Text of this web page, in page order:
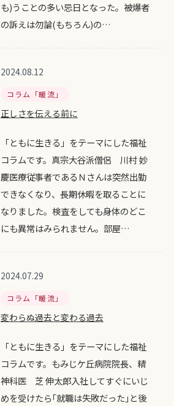
も)うことの多い忌日となった。被爆者
の訴えは勿論(もちろん)の…
2024.08.12
コラム「暖流」
正しさを伝える前に
「ともに生きる」をテーマにした福祉
コラムです。真宗大谷派僧侶 川村 妙
慶医療従事者であるＮさんは突然出勤
できなくなり、長期休暇を取ることに
なりました。検査をしても身体のどこ
にも異常はみられません。部屋…
2024.07.29
コラム「暖流」
変わらぬ過去と変わる過去
「ともに生きる」をテーマにした福祉
コラムです。もみじケ丘病院院長、精
神科医 芝 伸太郎入社してすぐにいじ
めを受けたら｢就職は失敗だった｣と後